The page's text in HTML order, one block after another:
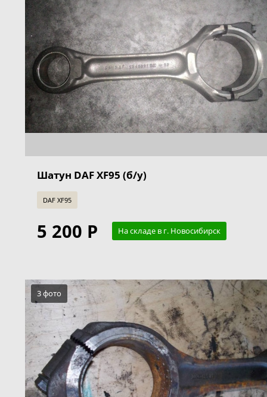
Шатун DAF XF95 (б/у)
DAF XF95
5 200 Р На складе в г. Новосибирск
3 фото